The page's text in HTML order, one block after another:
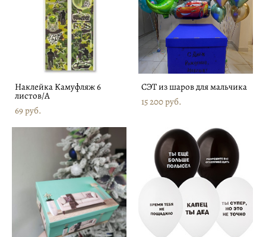
Наклейка Камуфляж 6
листов/A
69 pуб.
СЭТ из шаров для мальчика
15 200 pуб.